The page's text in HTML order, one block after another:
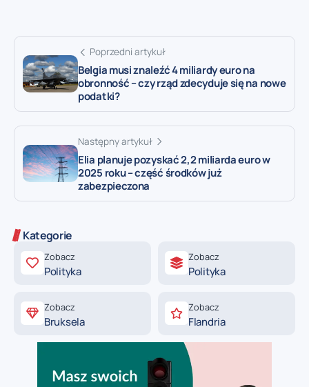
Poprzedni artykuł
Belgia musi znaleźć 4 miliardy euro na
obronność – czy rząd zdecyduje się na nowe
podatki?
Następny artykuł
Elia planuje pozyskać 2,2 miliarda euro w
2025 roku – część środków już
zabezpieczona
Kategorie
Zobacz
Polityka
Zobacz
Polityka
Zobacz
Bruksela
Zobacz
Flandria